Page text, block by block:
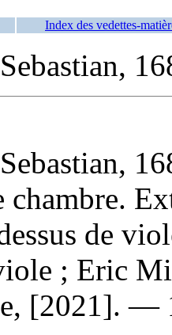
Index des vedettes-
de
; Eric
[2021]. —